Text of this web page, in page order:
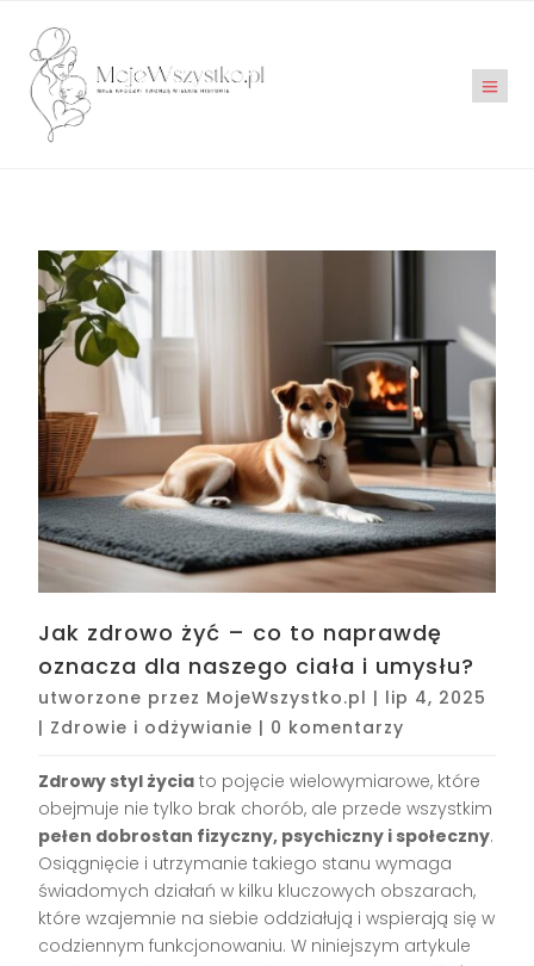
Jak zdrowo żyć – co to naprawdę
oznacza dla naszego ciała i umysłu?
utworzone przez MojeWszystko.pl | lip 4, 2025
| Zdrowie i odżywianie | 0 komentarzy
Zdrowy styl życia to pojęcie wielowymiarowe, które
obejmuje nie tylko brak chorób, ale przede wszystkim
pełen dobrostan fizyczny, psychiczny i społeczny.
Osiągnięcie i utrzymanie takiego stanu wymaga
świadomych działań w kilku kluczowych obszarach,
które wzajemnie na siebie oddziałują i wspierają się w
codziennym funkcjonowaniu. W niniejszym artykule